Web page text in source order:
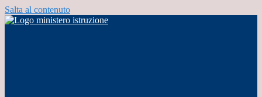
Salta al contenuto